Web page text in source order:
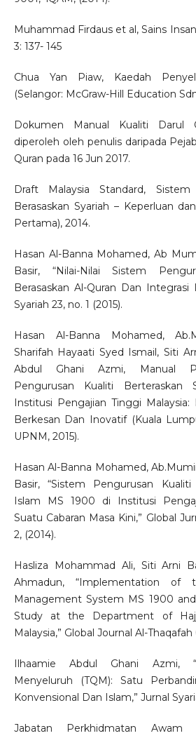
Muhammad Firdaus et al, Sains
3: 137- 145
Chua Yan Piaw, Kaedah
(Selangor: McGraw-Hill Education
Dokumen Manual Kualiti Darul
diperoleh oleh penulis daripada
Quran pada 16 Jun 2017.
Draft Malaysia Standard,
Berasaskan Syariah – Keperluan
Pertama), 2014.
Hasan Al-Banna Mohamed, Ab
Basir, “Nilai-Nilai Sistem
Berasaskan Al-Quran Dan Integrasi
Syariah 23, no. 1 (2015).
Hasan Al-Banna Mohamed,
Sharifah Hayaati Syed Ismail, Siti
Abdul Ghani Azmi, Manual
Pengurusan Kualiti Berteraskan
Institusi Pengajian Tinggi
Berkesan Dan Inovatif (Kuala
UPNM, 2015).
Hasan Al-Banna Mohamed,
Basir, “Sistem Pengurusan
Islam MS 1900 di Institusi
Suatu Cabaran Masa Kini,” Global
2, (2014).
Hasliza Mohammad Ali, Siti Arni
Ahmadun, “Implementation of
Management System MS 1900
Study at the Department of
Malaysia,” Global Journal Al-Thaqafah
Ilhaamie Abdul Ghani Azmi,
Menyeluruh (TQM): Satu
Konvensional Dan Islam,” Jurnal
Jabatan Perkhidmatan Awam